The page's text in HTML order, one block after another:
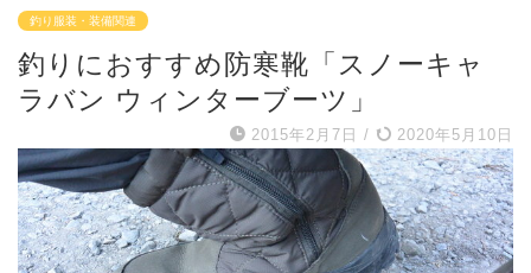
釣り服装・装備関連
釣りにおすすめ防寒靴「スノーキャ
ラバン ウィンターブーツ」
2015年2月7日 / 2020年5月10日